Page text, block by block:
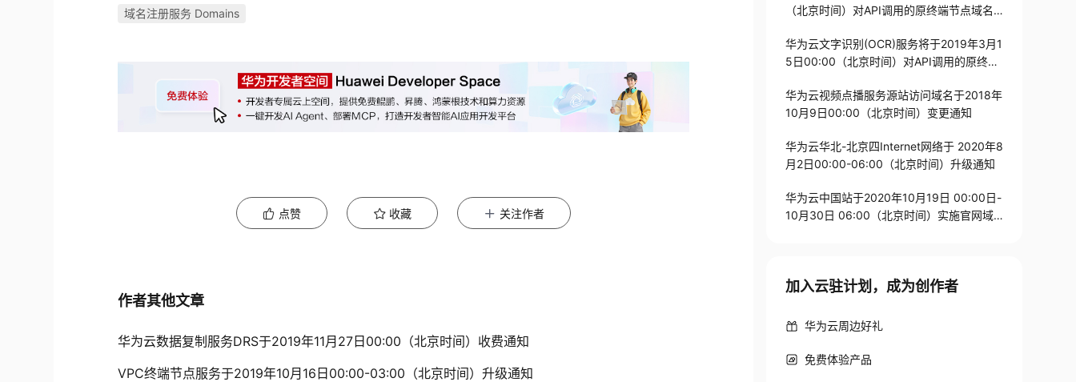
域名注册服务 Domains
点赞 收藏 关注作者
作者其他文章
华为云数据复制服务DRS于2019年11月27日00:00（北京时间）收费通知
VPC终端节点服务于2019年10月16日00:00-03:00（北京时间）升级通知
（北京时间）对API调用的原终端节点域名
华为云文字识别(OCR)服务将于2019年3月1
5日00:00（北京时间）对API调用的原终端
华为云视频点播服务源站访问域名于2018年
10月9日00:00（北京时间）变更通知
华为云华北-北京四Internet网络于 2020年8
月2日00:00-06:00（北京时间）升级通知
华为云中国站于2020年10月19日 00:00日-
10月30日 06:00（北京时间）实施官网域
加入云驻计划，成为创作者
华为云周边好礼
免费体验产品